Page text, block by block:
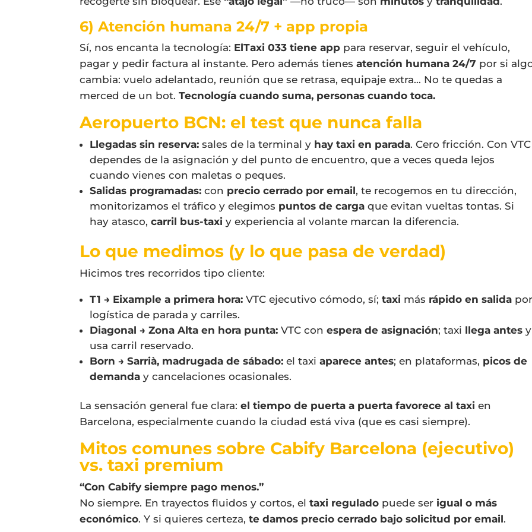
6) Atención humana 24/7 + app propia
Sí, nos encanta la tecnología: ElTaxi 033 tiene app para reservar, seguir el vehículo,
pagar y pedir factura al instante. Pero además tienesatención humana 24/7 por si
cambia: vuelo adelantado, reunión que se retrasa, equipaje extra… No te quedas a
merced de un bot.Tecnología cuando suma, personas cuando toca.
Aeropuerto BCN: el test que nunca falla
Llegadas sin reserva: sales de la terminal y hay taxi en parada. Cero fricción. Con VTC
dependes de la asignación y del punto de encuentro, que a veces queda lejos
cuando vienes con maletas o peques.
Salidas programadas: con precio cerrado por email, te recogemos en tu dirección,
monitorizamos el tráfico y elegimos puntos de carga que evitan vueltas tontas. Si
hay atasco,carril bus-taxi y experiencia al volante marcan la diferencia.
Lo que medimos (y lo que pasa de verdad)
Hicimos tres recorridos tipo cliente:
T1 → Eixample a primera hora: VTC ejecutivo cómodo, sí;taxi más rápido en salida
logística de parada y carriles.
Diagonal → Zona Alta en hora punta: VTC conespera de asignación; taxi llega antes y
usa carril reservado.
Born → Sarrià, madrugada de sábado: el taxiaparece antes; en plataformas, picos de
demanda y cancelaciones ocasionales.
La sensación general fue clara:el tiempo de puerta a puerta favorece al taxi en
Barcelona, especialmente cuando la ciudad está viva (que es casi siempre).
Mitos comunes sobre Cabify Barcelona (ejecutivo)
vs. taxi premium
“Con Cabify siempre pago menos.”
No siempre. En trayectos fluidos y cortos, eltaxi regulado puede ser igual o más
económico. Y si quieres certeza,te damos precio cerrado bajo solicitud por email.